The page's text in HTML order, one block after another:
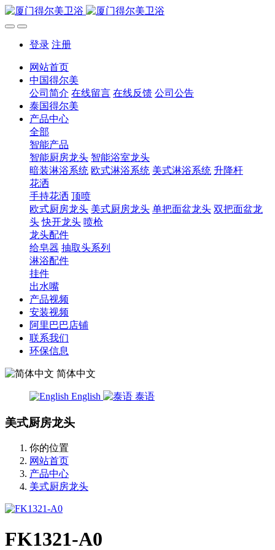
登录 注册
网站首页
中国得尔美
公司简介 在线留言 在线反馈 公司公告
泰国得尔美
产品中心
全部
智能产品
智能厨房龙头 智能浴室龙头
暗装淋浴系统 欧式淋浴系统 美式淋浴系统 升降杆
花洒
手持花洒 顶喷
欧式厨房龙头 美式厨房龙头 单把面盆龙头 双把面盆龙
头 快开龙头 喷枪
龙头配件
给皂器 抽取头系列
淋浴配件
挂件
出水嘴
产品视频
安装视频
阿里巴巴店铺
联系我们
环保信息
简体中文
English 泰语
美式厨房龙头
你的位置
网站首页
产品中心
美式厨房龙头
FK1321-A0